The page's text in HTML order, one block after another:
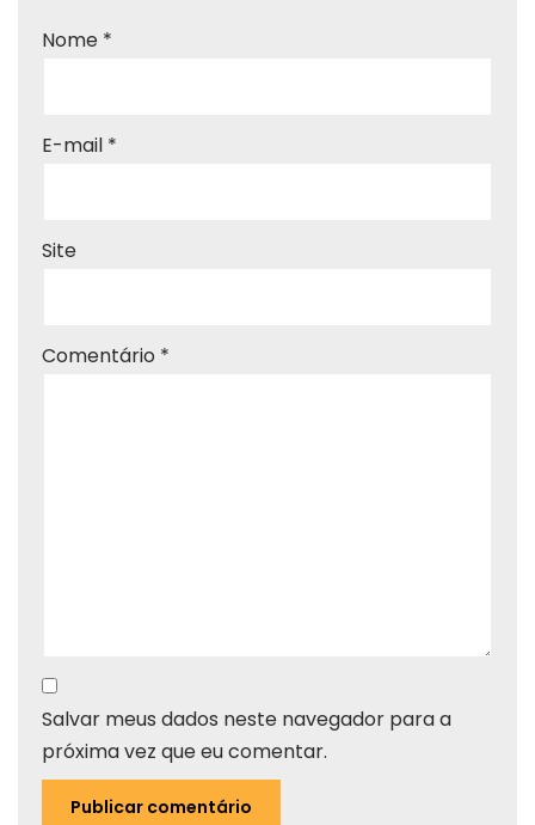
Nome *
E-mail *
Site
Comentário *
Salvar meus dados neste navegador para a
próxima vez que eu comentar.